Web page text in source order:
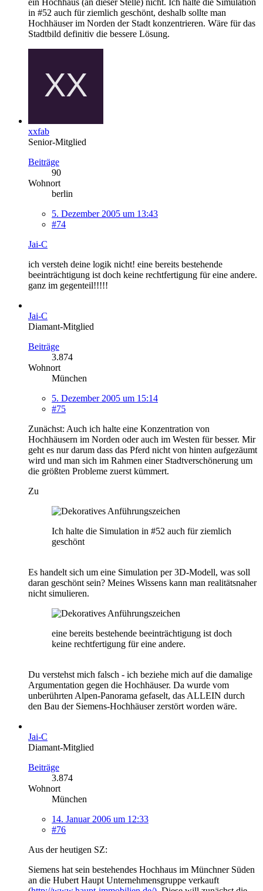
in #52 auch für ziemlich geschönt, deshalb sollte man
Hochhäuser im Norden der Stadt konzentrieren. Wäre für das
Stadtbild definitiv die bessere Lösung.
xxfab
Senior-Mitglied
Beiträge
90
Wohnort
berlin
5. Dezember 2005 um 13:43
#74
Jai-C
ich versteh deine logik nicht! eine bereits bestehende
beeinträchtigung ist doch keine rechtfertigung für eine andere.
ganz im gegenteil!!!!!
Jai-C
Diamant-Mitglied
Beiträge
3.874
Wohnort
München
5. Dezember 2005 um 15:14
#75
Zunächst: Auch ich halte eine Konzentration von
Hochhäusern im Norden oder auch im Westen für besser. Mir
geht es nur darum dass das Pferd nicht von hinten aufgezäumt
wird und man sich im Rahmen einer Stadtverschönerung um
die größten Probleme zuerst kümmert.
Zu
Ich halte die Simulation in #52 auch für ziemlich
geschönt
Es handelt sich um eine Simulation per 3D-Modell, was soll
daran geschönt sein? Meines Wissens kann man realitätsnaher
nicht simulieren.
eine bereits bestehende beeinträchtigung ist doch
keine rechtfertigung für eine andere.
Du verstehst mich falsch - ich beziehe mich auf die damalige
Argumentation gegen die Hochhäuser. Da wurde vom
unberührten Alpen-Panorama gefaselt, das ALLEIN durch
den Bau der Siemens-Hochhäuser zerstört worden wäre.
Jai-C
Diamant-Mitglied
Beiträge
3.874
Wohnort
München
14. Januar 2006 um 12:33
#76
Aus der heutigen SZ:
Siemens hat sein bestehendes Hochhaus im Münchner Süden
an die Hubert Haupt Unternehmensgruppe verkauft